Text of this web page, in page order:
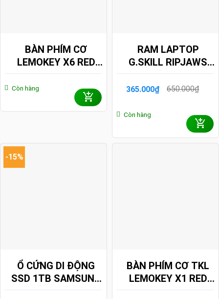
BÀN PHÍM CƠ
LEMOKEY X6 RED
BLACKLIGHT
(KEYCHRON SW)
Còn hàng
RAM LAPTOP
G.SKILL RIPJAWS
DDR4 8GB 3200MHZ
1.2V F4-3200C22S-
650.000₫
Giá
650.000₫.
365.000₫
Giá
365.000₫.
Còn hàng
-15%
Ổ CỨNG DI ĐỘNG
SSD 1TB SAMSUNG
T9 2000MB/S MU-
BÀN PHÍM CƠ TKL
LEMOKEY X1 RED
BLACKLIGHT